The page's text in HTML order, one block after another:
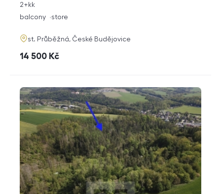
rozměry
disposition
2+kk
funkce
balcony store
adresa
st. Průběžná, České Budějovice
cena
14 500 Kč